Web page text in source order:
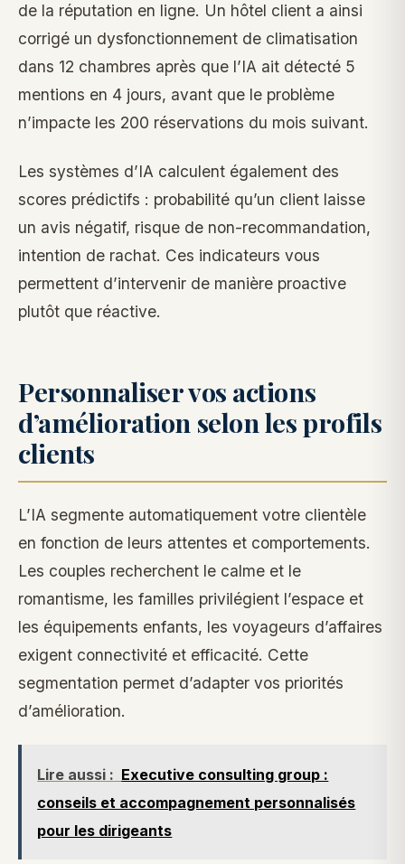
de la réputation en ligne. Un hôtel client a ainsi
corrigé un dysfonctionnement de climatisation
dans 12 chambres après que l’IA ait détecté 5
mentions en 4 jours, avant que le problème
n’impacte les 200 réservations du mois suivant.
Les systèmes d’IA calculent également des
scores prédictifs : probabilité qu’un client laisse
un avis négatif, risque de non-recommandation,
intention de rachat. Ces indicateurs vous
permettent d’intervenir de manière proactive
plutôt que réactive.
Personnaliser vos actions
d’amélioration selon les profils
clients
L’IA segmente automatiquement votre clientèle
en fonction de leurs attentes et comportements.
Les couples recherchent le calme et le
romantisme, les familles privilégient l’espace et
les équipements enfants, les voyageurs d’affaires
exigent connectivité et efficacité. Cette
segmentation permet d’adapter vos priorités
d’amélioration.
Lire aussi : Executive consulting group :
conseils et accompagnement personnalisés
pour les dirigeants